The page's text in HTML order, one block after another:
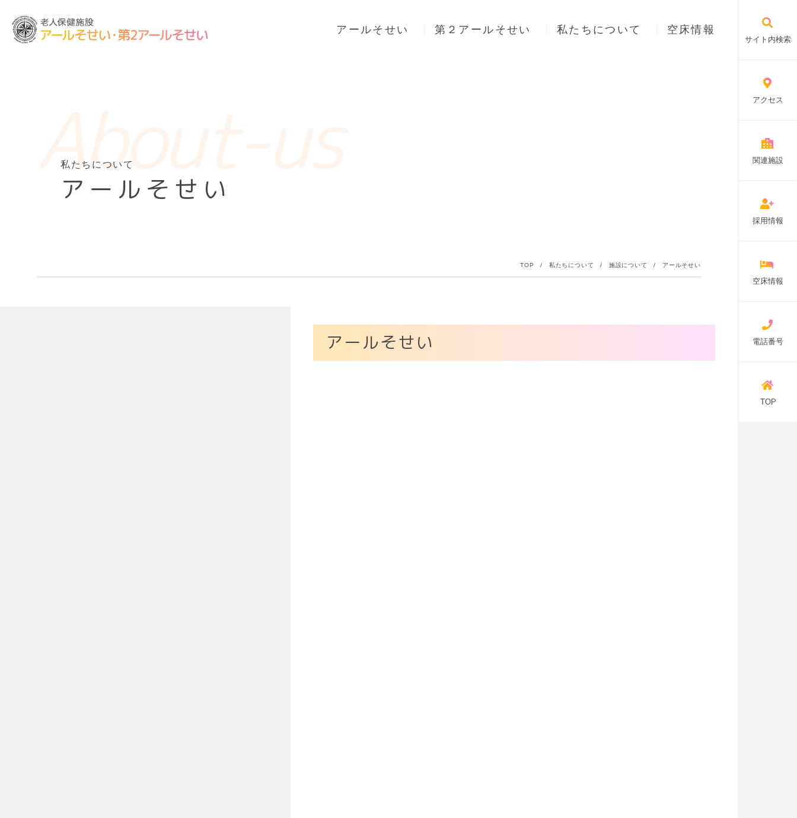
アールそせい 第２アールそせい 私たちについて 空床情報
サイト内検索
アクセス
関連施設
採用情報
空床情報
電話番号
TOP
about-us
私たちについて
アールそせい
TOP / 私たちについて / 施設について / アールそせい
アールそせい